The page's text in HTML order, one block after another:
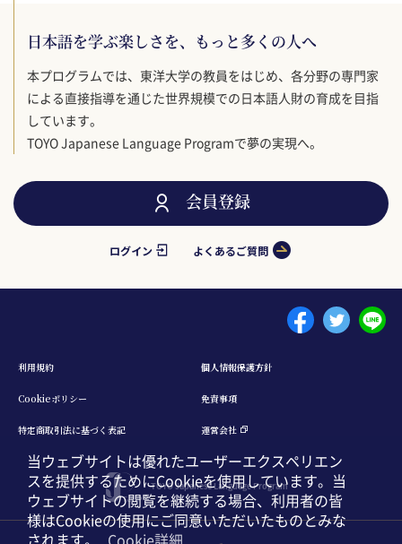
日本語を学ぶ楽しさを、もっと多くの人へ
本プログラムでは、東洋大学の教員をはじめ、各分野の専門家
による直接指導を通じた世界規模での日本語人財の育成を目指
しています。
TOYO Japanese Language Programで夢の実現へ。
会員登録
ログイン よくあるご質問
TOYO Japanese Language Program
Menu footer 1
利⽤規約 個⼈情報保護⽅針
Cookieポリシー 免責事項
特定商取引法に基づく表記 運営会社
当ウェブサイトは優れたユーザーエクスペリエン
スを提供するためにCookieを使用しています。当
ウェブサイトの閲覧を継続する場合、利用者の皆
様はCookieの使用にご同意いただいたものとみな
されます。
Cookie詳細